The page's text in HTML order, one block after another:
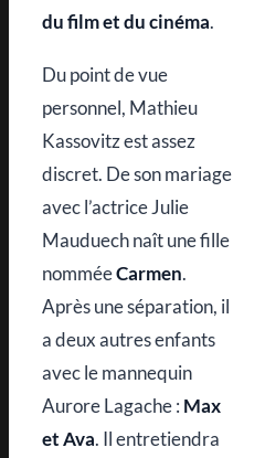
du film et du cinéma.
Du point de vue
personnel, Mathieu
Kassovitz est assez
discret. De son mariage
avec l’actrice Julie
Mauduech naît une fille
nomméeCarmen.
Après une séparation, il
a deux autres enfants
avec le mannequin
Aurore Lagache : Max
et Ava. Il entretiendra